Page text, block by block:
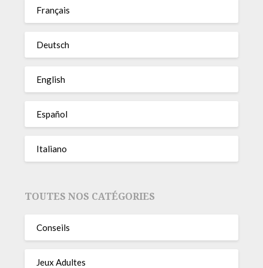
Français
Deutsch
English
Español
Italiano
TOUTES NOS CATÉGORIES
Conseils
Jeux Adultes